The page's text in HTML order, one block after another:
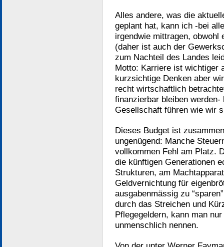
Alles andere, was die
geplant hat, kann ich -bei
irgendwie mittragen, obwohl
(daher ist auch der
zum Nachteil des Landes
Motto: Karriere ist wichtiger
kurzsichtige Denken aber
recht wirtschaftlich
finanzierbar bleiben
Gesellschaft führen wie wir
Dieses Budget ist
ungenügend: Manche
vollkommen Fehl am Platz.
die künftigen Generationen
Strukturen, am
Geldvernichtung für
ausgabenmässig zu
durch das Streichen und
Pflegegeldern, kann man
unmenschlich nennen.